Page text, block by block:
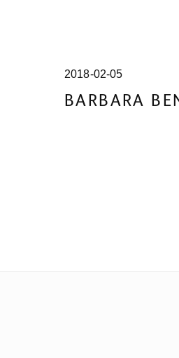
2018-02-05
BARBARA